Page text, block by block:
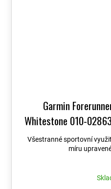
Garmin
Whitestone 010-
do
Všestranné sportovní
míru